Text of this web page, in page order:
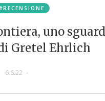
uno
Gretel Ehrlich
6.6.22 -